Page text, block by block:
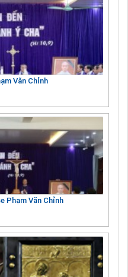
Văn Chỉnh
Phạm Văn Chỉnh